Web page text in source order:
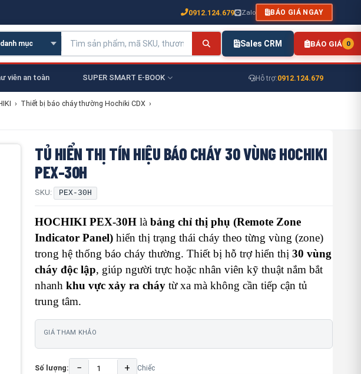
0912.124.679 Zalo BÁO GIÁ NGAY
Sales CRM BÁO GIÁ 0
viên an toàn SUPER SMART E-BOOK Hỗ trợ:0912.124.679
› Thiết bị báo cháy thường Hochiki CDX ›
TỦ HIỂN THỊ TÍN HIỆU BÁO CHÁY 30 VÙNG HOCHIKI
PEX-30H
SKU: PEX-30H
HOCHIKI PEX-30H là bảng chỉ thị phụ (Remote Zone
Indicator Panel) hiển thị trạng thái cháy theo từng vùng (zone)
trong hệ thống báo cháy thường. Thiết bị hỗ trợ hiển thị 30 vùng
cháy độc lập, giúp người trực hoặc nhân viên kỹ thuật nắm bắt
nhanh khu vực xảy ra cháy từ xa mà không cần tiếp cận tủ
trung tâm.
GIÁ THAM KHẢO
Số lượng: − + Chiếc